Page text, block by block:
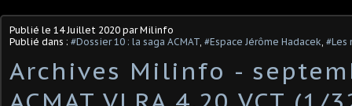
Publié le 14 Juillet 2020 par Milinfo
Publié dans : #Dossier 10 : la saga ACMAT, #Espace Jérôme Hadacek, #Les
Archives Milinfo -